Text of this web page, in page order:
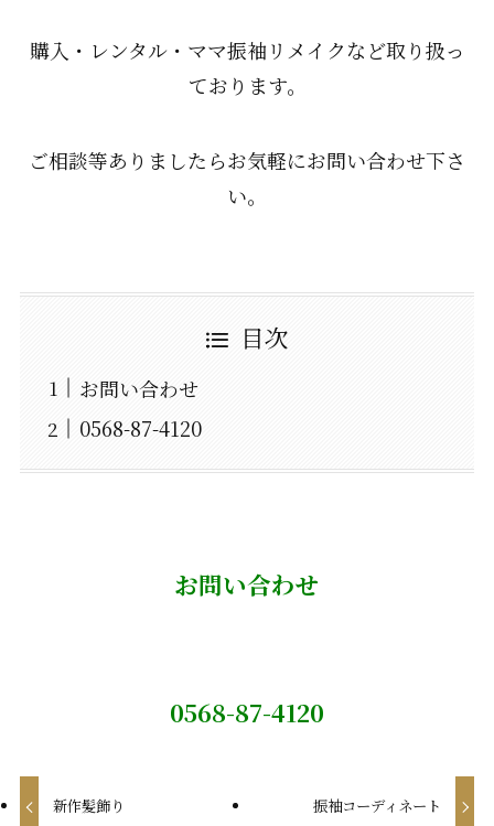
購入・レンタル・ママ振袖リメイクなど取り扱っ
ております。
ご相談等ありましたらお気軽にお問い合わせ下さ
い。
目次
お問い合わせ
0568-87-4120
お問い合わせ
0568-87-4120
新作髪飾り 振袖コーディネート